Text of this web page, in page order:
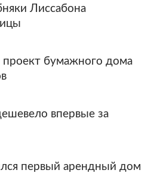
Лиссабона
проект бумажного дома
впервые за
первый арендный дом